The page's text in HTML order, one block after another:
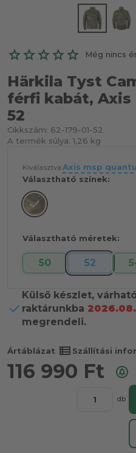
Még nincs
Härkila Tyst
férfi kabát, Axis
52
Cikkszám: 62-179-01-52
A termék súlya: 1,26 kg
Választható színek:
Kiválasztva:Axis msp
Választható méretek:
50 52
Külső készlet,
raktárunkba
megrendeli.
Ártáblázat view_list Szállítási
116 990 Ft
db